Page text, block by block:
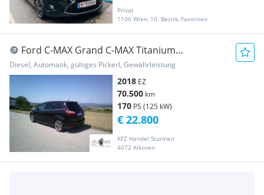
Privat
1100 Wien, 10. Bezirk, Favoriten
Ford C-MAX Grand C-MAX Titanium
Schiebetüren wenig KM 8x Grand C-Max TDCi
lagernd
Diesel, Automatik, gültiges Pickerl, Gewährleistung
2018 EZ
70.500 km
170 PS (125 kW)
KFZ Handel Sturmeir
4072 Alkoven
€ 22.800